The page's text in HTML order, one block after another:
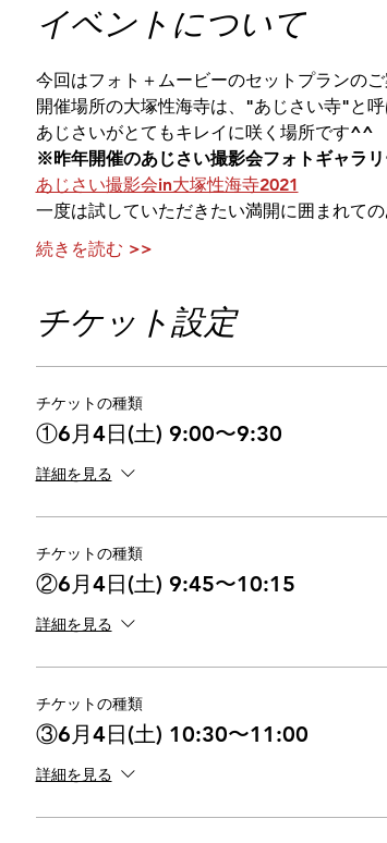
イベントについて
今回はフォト＋ムービーのセットプランのご
開催場所の大塚性海寺は、"あじさい寺"と
あじさいがとてもキレイに咲く場所です^^
※昨年開催のあじさい撮影会フォトギャラリ
あじさい撮影会in大塚性海寺2021
一度は試していただきたい満開に囲まれての
続きを読む >>
チケット設定
チケットの種類
①6月4日(土) 9:00〜9:30
詳細を見る
チケットの種類
②6月4日(土) 9:45〜10:15
詳細を見る
チケットの種類
③6月4日(土) 10:30〜11:00
詳細を見る